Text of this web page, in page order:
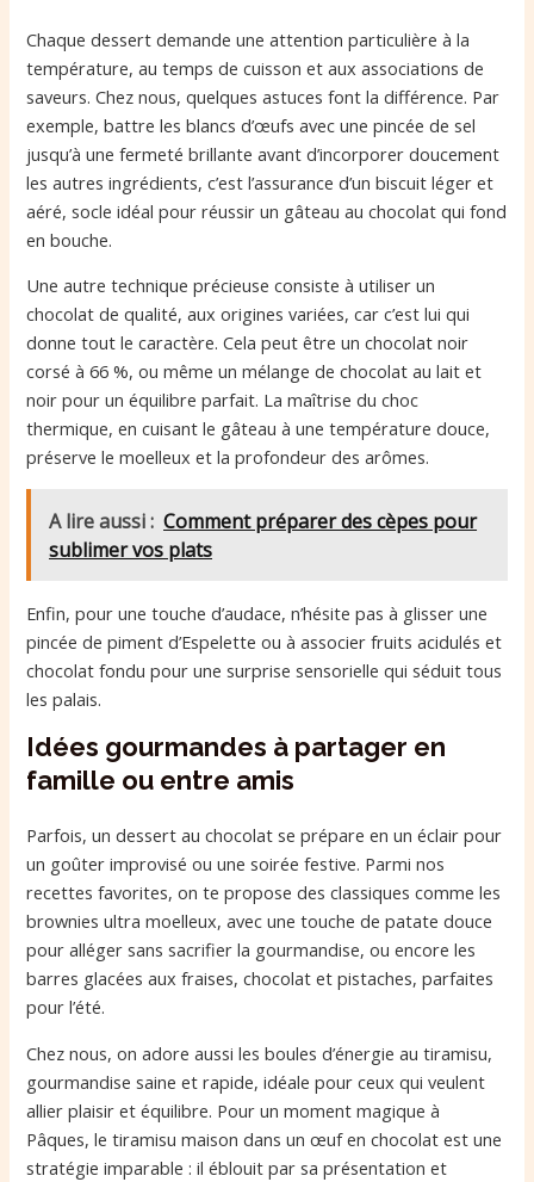
Chaque dessert demande une attention particulière à la
température, au temps de cuisson et aux associations de
saveurs. Chez nous, quelques astuces font la différence. Par
exemple, battre les blancs d’œufs avec une pincée de sel
jusqu’à une fermeté brillante avant d’incorporer doucement
les autres ingrédients, c’est l’assurance d’un biscuit léger et
aéré, socle idéal pour réussir un gâteau au chocolat qui fond
en bouche.
Une autre technique précieuse consiste à utiliser un
chocolat de qualité, aux origines variées, car c’est lui qui
donne tout le caractère. Cela peut être un chocolat noir
corsé à 66 %, ou même un mélange de chocolat au lait et
noir pour un équilibre parfait. La maîtrise du choc
thermique, en cuisant le gâteau à une température douce,
préserve le moelleux et la profondeur des arômes.
A lire aussi : Comment préparer des cèpes pour
sublimer vos plats
Enfin, pour une touche d’audace, n’hésite pas à glisser une
pincée de piment d’Espelette ou à associer fruits acidulés et
chocolat fondu pour une surprise sensorielle qui séduit tous
les palais.
Idées gourmandes à partager en
famille ou entre amis
Parfois, un dessert au chocolat se prépare en un éclair pour
un goûter improvisé ou une soirée festive. Parmi nos
recettes favorites, on te propose des classiques comme les
brownies ultra moelleux, avec une touche de patate douce
pour alléger sans sacrifier la gourmandise, ou encore les
barres glacées aux fraises, chocolat et pistaches, parfaites
pour l’été.
Chez nous, on adore aussi les boules d’énergie au tiramisu,
gourmandise saine et rapide, idéale pour ceux qui veulent
allier plaisir et équilibre. Pour un moment magique à
Pâques, le tiramisu maison dans un œuf en chocolat est une
stratégie imparable : il éblouit par sa présentation et